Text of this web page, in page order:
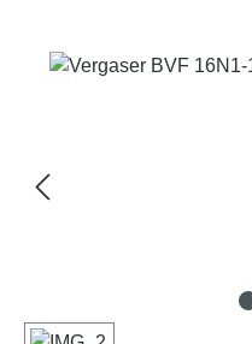
Bildergalerie überspringen